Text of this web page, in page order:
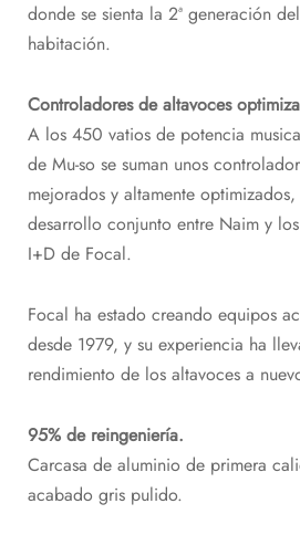
donde se sienta la 2ª generación
habitación.
Controladores de altavoces
A los 450 vatios de potencia
de Mu-so se suman unos
mejorados y altamente
desarrollo conjunto entre Naim y
I+D de Focal.
Focal ha estado creando equipos
desde 1979, y su experiencia ha
rendimiento de los altavoces a
95% de reingeniería.
Carcasa de aluminio de primera
acabado gris pulido.